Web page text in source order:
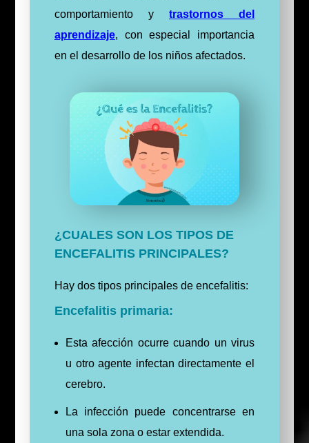
comportamiento ytrastornos del
aprendizaje, con especial importancia
en el desarrollo de los niños afectados.
¿CUALES SON LOS TIPOS DE
ENCEFALITIS PRINCIPALES?
Hay dos tipos principales de encefalitis:
Encefalitis primaria:
Esta afección ocurre cuando un virus
u otro agente infectan directamente el
cerebro.
La infección puede concentrarse en
una sola zona o estar extendida.